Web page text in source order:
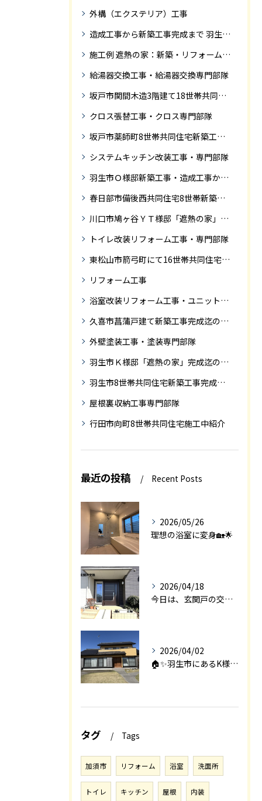
外構（エクステリア）工事
造成工事から新築工事完成まで 羽生市Ｓ様邸新築工事・
施工例 遮熱の家：新築・リフォーム ドローンにて空撮
給湯器交換工事・給湯器交換専門部隊
坂戸市関間木造3階建て18世帯共同住宅の完成迄紹介
クロス張替工事・クロス専門部隊
坂戸市薬師町8世帯共同住宅新築工事完成迄の紹介です
システムキッチン改装工事・専門部隊
羽生市Ｏ様邸新築工事・造成工事から住宅完成までの紹介
春日部市備後西共同住宅8世帯新築工事完成迄の紹介です。
川口市鳩ヶ谷ＹＴ様邸「遮熱の家」工事状況
トイレ改装リフォーム工事・専門部隊
東松山市箭弓町にて16世帯共同住宅新築工事完成迄の紹介です。
リフォーム工事
浴室改装リフォーム工事・ユニットバス専門部隊
久喜市菖蒲戸建て新築工事完成迄の紹介
外壁塗装工事・塗装専門部隊
羽生市Ｋ様邸「遮熱の家」完成迄の紹介です
羽生市8世帯共同住宅新築工事完成迄の紹介
屋根裏収納工事専門部隊
行田市向町8世帯共同住宅施工中紹介
最近の投稿 Recent Posts
2026/05/26
理想の浴室に変身🏡🌟
2026/04/18
今日は、玄関戸の交換工事をご紹介します🚪✨。
2026/04/02
🏠✨羽生市にあるK様邸は、2008年に㈱エアロックで新築され...
タグ Tags
加須市 リフォーム 浴室 洗面所
トイレ キッチン 屋根 内装